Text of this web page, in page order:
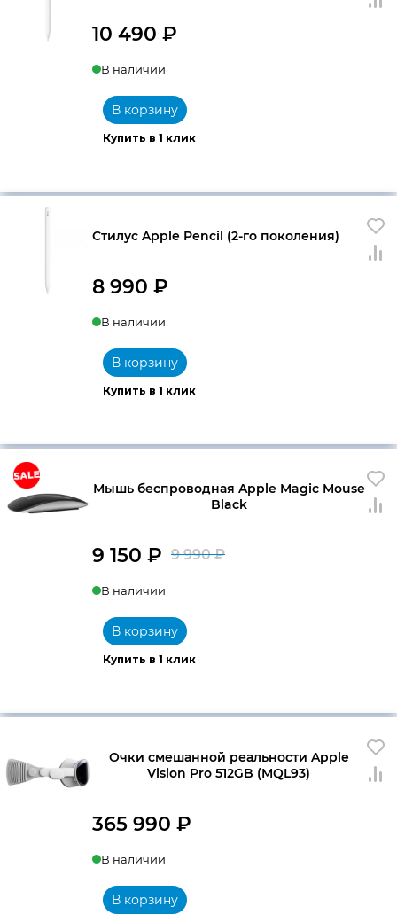
10 490 ₽
В наличии
Купить в 1 клик
В корзину
Стилус Apple Pencil (2-го поколения)
8 990 ₽
В наличии
Купить в 1 клик
В корзину
Мышь беспроводная Apple Magic Mouse
Black
9 990₽
9 150 ₽
В наличии
Купить в 1 клик
В корзину
Очки смешанной реальности Apple
Vision Pro 512GB (MQL93)
365 990 ₽
В наличии
В корзину